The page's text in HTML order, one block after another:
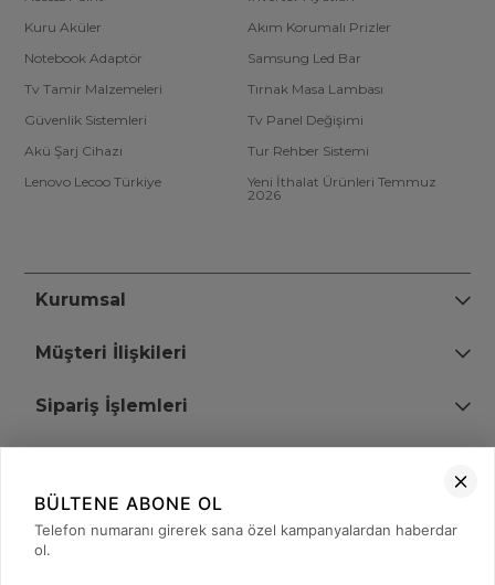
Kuru Aküler
Akım Korumalı Prizler
Notebook Adaptör
Samsung Led Bar
Tv Tamir Malzemeleri
Tırnak Masa Lambası
Güvenlik Sistemleri
Tv Panel Değişimi
Akü Şarj Cihazı
Tur Rehber Sistemi
Lenovo Lecoo Türkiye
Yeni İthalat Ürünleri Temmuz
2026
Kurumsal
Müşteri İlişkileri
Sipariş İşlemleri
+90 (850) 473 08 08
BÜLTENE ABONE OL
Telefon numaranı girerek sana özel kampanyalardan haberdar
ol.